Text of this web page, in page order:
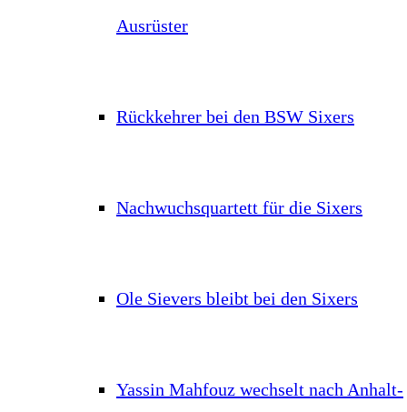
Ausrüster
Rückkehrer bei den BSW Sixers
Nachwuchsquartett für die Sixers
Ole Sievers bleibt bei den Sixers
Yassin Mahfouz wechselt nach Anhalt-